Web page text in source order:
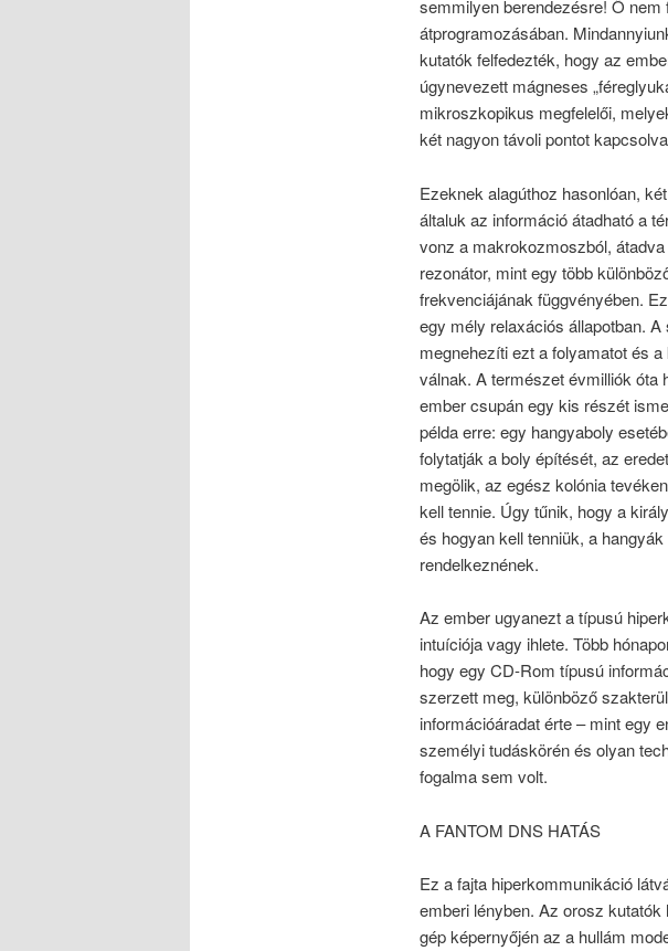
semmilyen berendezésre! Ő
átprogramozásában.
kutatók felfedezték, hogy az
úgynevezett mágneses
mikroszkopikus megfelelői,
két nagyon távoli pontot
Ezeknek alagúthoz hasonlóan,
általuk az információ átadható a
vonz a makrokozmoszból,
rezonátor, mint egy több
frekvenciájának függvényében.
egy mély relaxációs állapotban.
megnehezíti ezt a folyamatot és
válnak. A természet évmilliók óta
ember csupán egy kis részét
példa erre: egy hangyaboly
folytatják a boly építését, az
megölik, az egész kolónia
kell tennie. Úgy tűnik, hogy a
és hogyan kell tenniük, a
rendelkeznének.
Az ember ugyanezt a típusú
intuíciója vagy ihlete. Több
hogy egy CD-Rom típusú
szerzett meg, különböző
információáradat érte – mint egy
személyi tudáskörén és olyan
fogalma sem volt.
A FANTOM DNS HATÁS
Ez a fajta hiperkommunikáció
emberi lényben. Az orosz
gép képernyőjén az a hullám